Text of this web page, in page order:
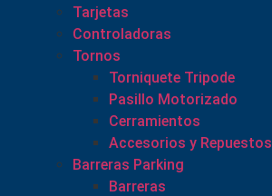
Tarjetas
Controladoras
Tornos
Torniquete Tripode
Pasillo Motorizado
Cerramientos
Accesorios y Repuestos
Barreras Parking
Barreras